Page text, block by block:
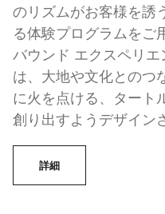
のリズムがお客様を誘
る体験プログラムをご
バウンド エクスペリ
は、大地や文化とのつ
に火を点ける、タート
創り出すようデザイン
詳細